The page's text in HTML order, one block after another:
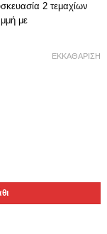
2 τεμαχίων
με
ΕΚΚΑΘΆΡΙΣΗ